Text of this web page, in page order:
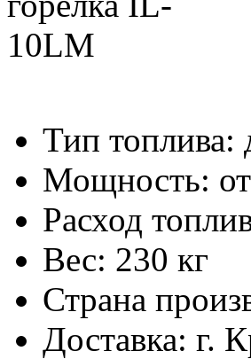
Тип топлива:
Мощность:
Расход
Вес: 230 кг
Страна
Доставка: г.